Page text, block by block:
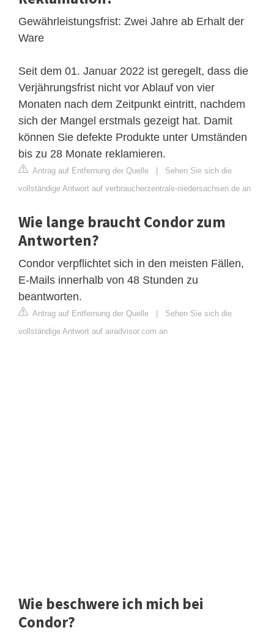
Gewährleistungsfrist: Zwei Jahre ab Erhalt der
Ware
Seit dem 01. Januar 2022 ist geregelt, dass die
Verjährungsfrist nicht vor Ablauf von vier
Monaten nach dem Zeitpunkt eintritt, nachdem
sich der Mangel erstmals gezeigt hat. Damit
können Sie defekte Produkte unter Umständen
bis zu 28 Monate reklamieren.
Antrag auf Entfernung der Quelle
Sehen Sie sich die
vollständige Antwort auf verbraucherzentrale-niedersachsen.de an
Wie lange braucht Condor zum
Antworten?
Condor verpflichtet sich in den meisten Fällen,
E-Mails innerhalb von 48 Stunden zu
beantworten.
Antrag auf Entfernung der Quelle
Sehen Sie sich die
vollständige Antwort auf airadvisor.com an
Wie beschwere ich mich bei
Condor?